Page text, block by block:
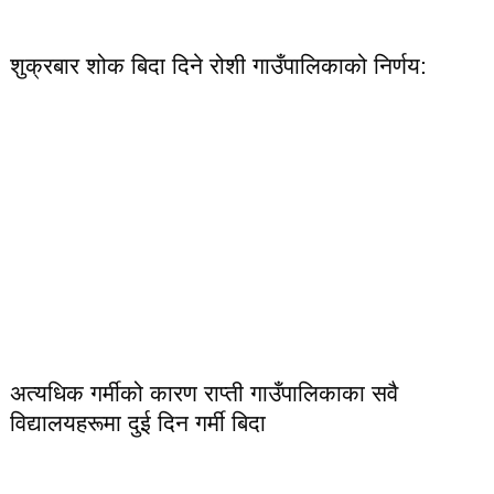
शुक्रबार शोक बिदा दिने रोशी गाउँपालिकाको निर्णय:
अत्यधिक गर्मीको कारण राप्ती गाउँपालिकाका सवै
विद्यालयहरूमा दुई दिन गर्मी बिदा